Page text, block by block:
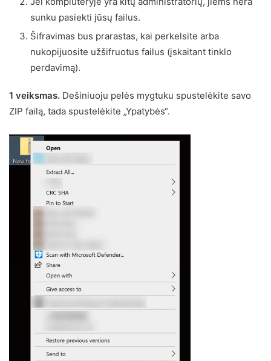
sunku pasiekti jūsų failus.
Šifravimas bus prarastas, kai perkelsite arba
nukopijuosite užšifruotus failus (įskaitant tinklo
perdavimą).
1 veiksmas. Dešiniuoju pelės mygtuku spustelėkite savo
ZIP failą, tada spustelėkite „Ypatybės“.